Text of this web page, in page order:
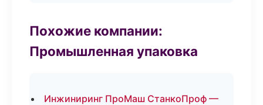
Похожие компании:
Промышленная упаковка
Инжиниринг ПроМаш СтанкоПроф —